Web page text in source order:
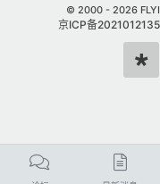
© 2000 - 2026
京ICP备